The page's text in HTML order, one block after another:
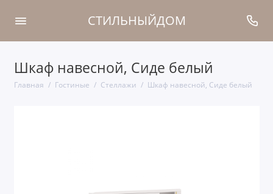
СТИЛЬНЫЙДОМ
Шкаф навесной, Сиде белый
Главная Гостиные Стеллажи Шкаф навесной, Сиде белый